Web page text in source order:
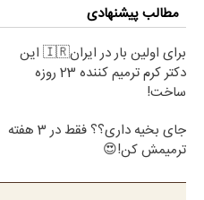
مطالب پیشنهادی
برای اولین بار در ایران🇮🇷 این
دکتر کرم ترمیم کننده 23 روزه
ساخت!
جای بخیه داری؟؟ فقط در 3 هفته
ترمیمش کن!😍